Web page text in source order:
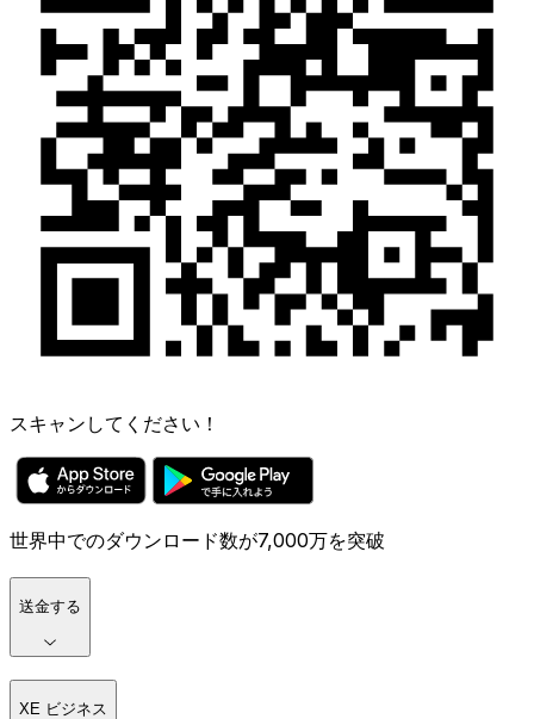
スキャンしてください！
世界中でのダウンロード数が7,000万を突破
送金する
XE ビジネス